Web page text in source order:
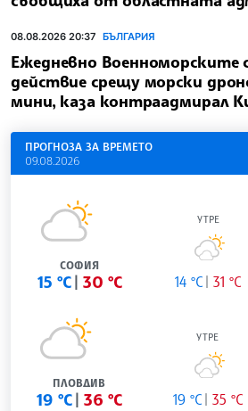
08.08.2026 20:37 БЪЛГАРИЯ
Ежедневно Военноморските
действие срещу морски
мини, каза контраадмирал
ПРОГНОЗА ЗА ВРЕМЕТО
09.08.2026
СОФИЯ
15 °C 30 °C
УТРЕ
14 °C 31 °C
ПЛОВДИВ
19 °C 36 °C
УТРЕ
19 °C 35 °C